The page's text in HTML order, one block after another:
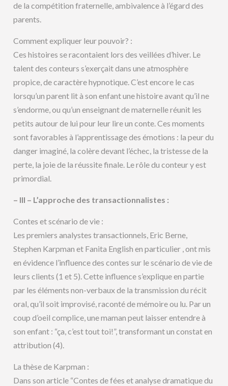
de la compétition fraternelle, ambivalence à l’égard des
parents.
Comment expliquer leur pouvoir? :
Ces histoires se racontaient lors des veillées d’hiver. Le
talent des conteurs s’exerçait dans une atmosphère
propice, de caractère hypnotique. C’est encore le cas
lorsqu’un parent lit à son enfant une histoire avant qu’il ne
s’endorme, ou qu’un enseignant de maternelle réunit les
petits autour de lui pour leur lire un conte. Ces moments
sont favorables à l’apprentissage des émotions : la peur du
danger imaginé, la colère devant l’échec, la tristesse de la
perte, la joie de la réussite finale. Le rôle du conteur y est
primordial.
– III – L’approche des transactionnalistes :
Contes et scénario de vie :
Les premiers analystes transactionnels, Eric Berne,
Stephen Karpman et Fanita English en particulier , ont mis
en évidence l’influence des contes sur le scénario de vie de
leurs clients (1 et 5). Cette influence s’explique en partie
par les éléments non-verbaux de la transmission du récit
oral, qu’il soit improvisé, raconté de mémoire ou lu. Par un
coup d’oeil complice, une maman peut laisser entendre à
son enfant : “ça, c’est tout toi!”, transformant un constat en
attribution (4).
La thèse de Karpman :
Dans son article “Contes de fées et analyse dramatique du